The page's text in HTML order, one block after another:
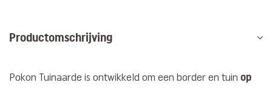
Productomschrijving
Pokon Tuinaarde is ontwikkeld om een border en tuin op